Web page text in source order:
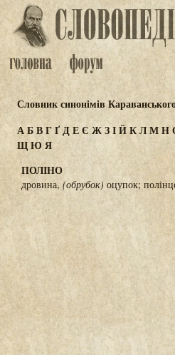
Словник синонімів
АБВГҐДЕЄ ЖЗІЙКЛМН
ЩЮ Я
ПОЛІНО
дровина,(обрубок) оцупок;